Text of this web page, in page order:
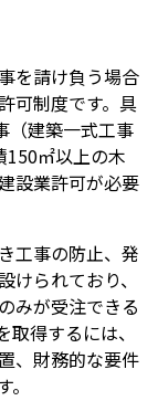
を請け負う場合
可制度です。具
（建築一式工事
150㎡以上の木
設業許可が必要
工事の防止、発
られており、
みが受注できる
得するには、
、財務的な要件